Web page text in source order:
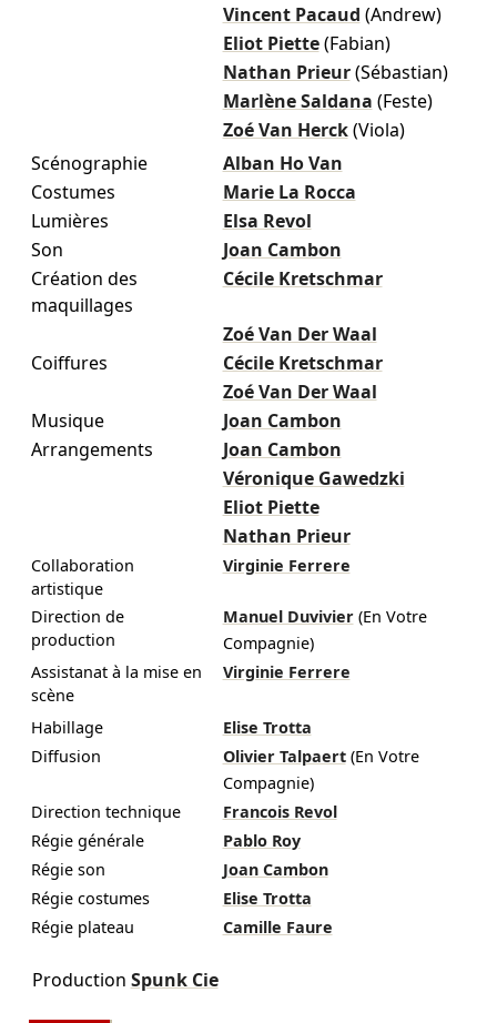
Vincent Pacaud (Andrew)
Eliot Piette (Fabian)
Nathan Prieur (Sébastian)
Marlène Saldana (Feste)
Zoé Van Herck (Viola)
Scénographie
Alban Ho Van
Costumes
Marie La Rocca
Lumières
Elsa Revol
Son
Joan Cambon
Création des
maquillages
Cécile Kretschmar
Zoé Van Der Waal
Coiffures
Cécile Kretschmar
Zoé Van Der Waal
Musique
Joan Cambon
Arrangements
Joan Cambon
Véronique Gawedzki
Eliot Piette
Nathan Prieur
Collaboration
artistique
Virginie Ferrere
Direction de
production
Manuel Duvivier (En Votre
Compagnie)
Assistanat à la mise en
scène
Virginie Ferrere
Habillage
Elise Trotta
Diffusion
Olivier Talpaert (En Votre
Compagnie)
Direction technique
Francois Revol
Régie générale
Pablo Roy
Régie son
Joan Cambon
Régie costumes
Elise Trotta
Régie plateau
Camille Faure
Production Spunk Cie